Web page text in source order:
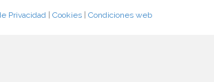
Privacidad| Cookies| Condiciones web